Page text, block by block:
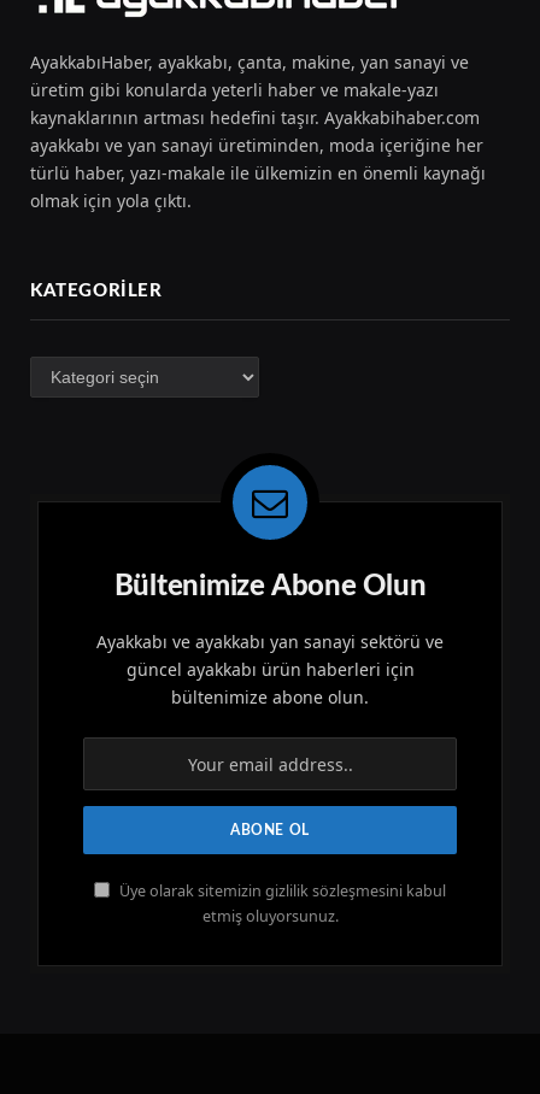
AyakkabıHaber, ayakkabı, çanta, makine, yan sanayi ve
üretim gibi konularda yeterli haber ve makale-yazı
kaynaklarının artması hedefini taşır. Ayakkabihaber.com
ayakkabı ve yan sanayi üretiminden, moda içeriğine her
türlü haber, yazı-makale ile ülkemizin en önemli kaynağı
olmak için yola çıktı.
KATEGORILER
Kategoriler
Bültenimize Abone Olun
Ayakkabı ve ayakkabı yan sanayi sektörü ve
güncel ayakkabı ürün haberleri için
bültenimize abone olun.
Üye olarak sitemizin gizlilik sözleşmesini kabul
etmiş oluyorsunuz.